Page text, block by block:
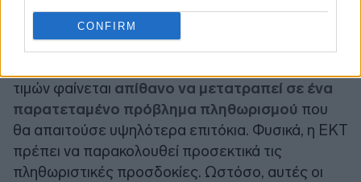
CONFIRM
Εν μέσω της συνεχιζόμενης καταστροφής της
τιμών φαίνεται απίθανο να μετατραπεί σε ένα
παρατεταμένο πρόβλημα πληθωρισμού που
θα απαιτούσε υψηλότερα επιτόκια. Φυσικά, η ΕΚΤ
πρέπει να παρακολουθεί προσεκτικά τις
πληθωριστικές προσδοκίες. Ωστόσο, αυτές οι